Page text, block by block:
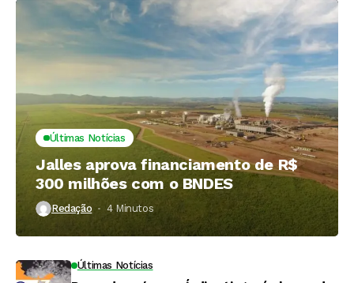
Últimas Notícias
Jalles aprova financiamento de R$
300 milhões com o BNDES
Redação 4 Minutos ⁮
Últimas Notícias